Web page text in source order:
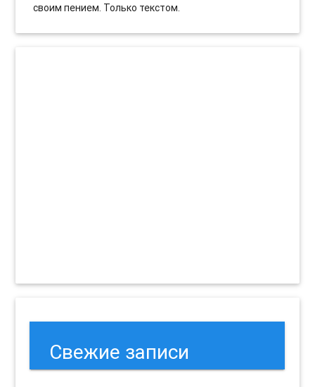
своим пением. Только текстом.
Свежие записи